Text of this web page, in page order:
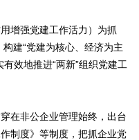
增强党建工作活力）为抓
建“党建为核心、经济为主
效地推进“两新”组织党建工
非公企业管理始终，出台
制度》等制度，把抓企业党